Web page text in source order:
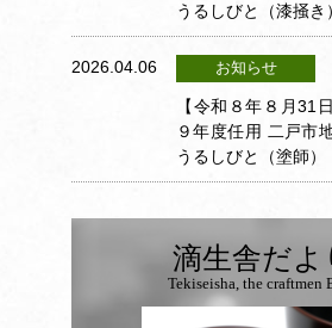
うるしびと（漆掻き）
2026.04.06 お知らせ
【令和８年８月31
９年度任用 二戸市
うるしびと（塗師）
滴生舎だよ
Tekiseisha, the craftmen